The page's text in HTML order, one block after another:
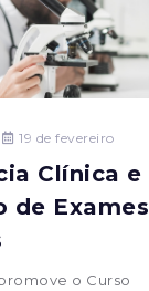
19 de fevereiro
Clínica e
de Exames
o Curso